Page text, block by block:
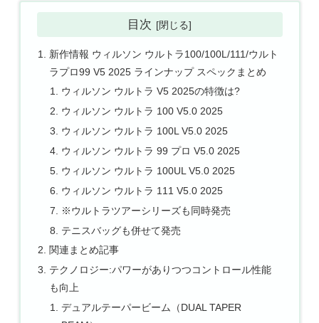
目次
新作情報 ウィルソン ウルトラ100/100L/111/ウルト
ラプロ99 V5 2025 ラインナップ スペックまとめ
ウィルソン ウルトラ V5 2025の特徴は?
ウィルソン ウルトラ 100 V5.0 2025
ウィルソン ウルトラ 100L V5.0 2025
ウィルソン ウルトラ 99 プロ V5.0 2025
ウィルソン ウルトラ 100UL V5.0 2025
ウィルソン ウルトラ 111 V5.0 2025
※ウルトラツアーシリーズも同時発売
テニスバッグも併せて発売
関連まとめ記事
テクノロジー:パワーがありつつコントロール性能
も向上
デュアルテーパービーム（DUAL TAPER